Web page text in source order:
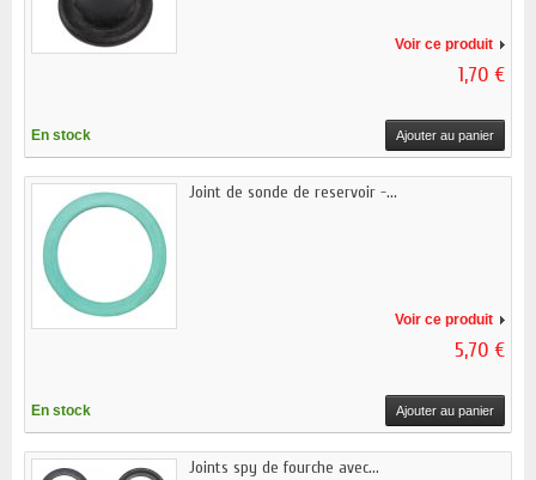
Voir ce produit
1,70 €
En stock Ajouter au panier
Joint de sonde de reservoir -...
Voir ce produit
5,70 €
En stock Ajouter au panier
Joints spy de fourche avec...